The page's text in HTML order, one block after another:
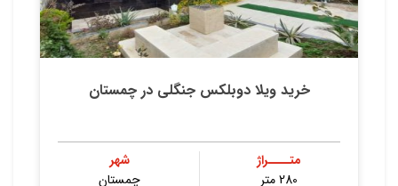
خرید ویلا دوبلکس جنگلی در چمستان
متــــراژ
280 متر
شهر
چمستان